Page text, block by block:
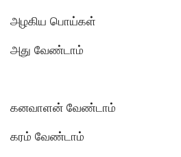
அழகிய பொய்கள்
அது வேண்டாம்
கனவாளன் வேண்டாம்
கரம் வேண்டாம்